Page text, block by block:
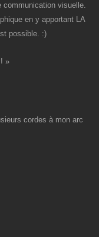
communication visuelle.
en y apportant LA
possible. :)
»
cordes à mon arc